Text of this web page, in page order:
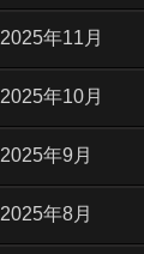
2025年11月
2025年10月
2025年9月
2025年8月